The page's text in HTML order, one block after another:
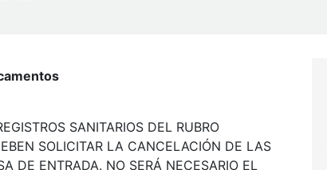
SANITARIOS DEL RUBRO
SOLICITAR LA CANCELACIÓN DE LAS
DE ENTRADA. NO SERÁ NECESARIO EL